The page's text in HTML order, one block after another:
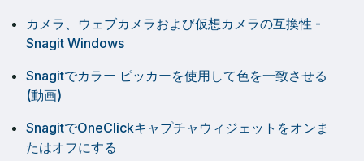
カメラ、ウェブカメラおよび仮想カメラの互換性 -
Snagit Windows
Snagitでカラー ピッカーを使用して色を一致させる
(動画)
SnagitでOneClickキャプチャウィジェットをオンま
たはオフにする